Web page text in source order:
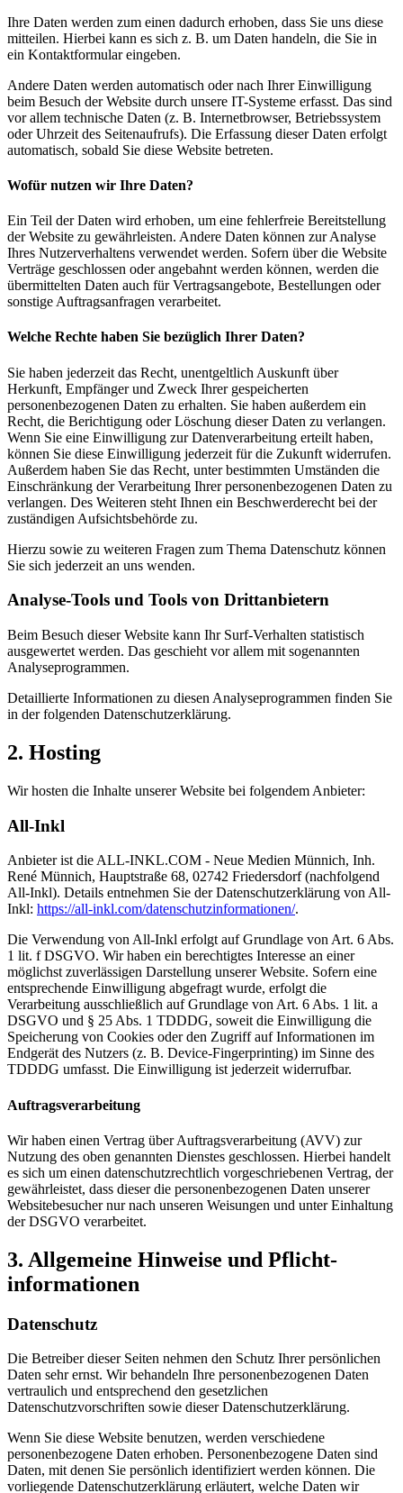
Ihre Daten werden zum einen dadurch erhoben, dass Sie uns diese
mitteilen. Hierbei kann es sich z. B. um Daten handeln, die Sie in
ein Kontaktformular eingeben.
Andere Daten werden automatisch oder nach Ihrer Einwilligung
beim Besuch der Website durch unsere IT-Systeme erfasst. Das sind
vor allem technische Daten (z. B. Internetbrowser, Betriebssystem
oder Uhrzeit des Seitenaufrufs). Die Erfassung dieser Daten erfolgt
automatisch, sobald Sie diese Website betreten.
Wofür nutzen wir Ihre Daten?
Ein Teil der Daten wird erhoben, um eine fehlerfreie Bereitstellung
der Website zu gewährleisten. Andere Daten können zur Analyse
Ihres Nutzerverhaltens verwendet werden. Sofern über die Website
Verträge geschlossen oder angebahnt werden können, werden die
übermittelten Daten auch für Vertragsangebote, Bestellungen oder
sonstige Auftragsanfragen verarbeitet.
Welche Rechte haben Sie bezüglich Ihrer Daten?
Sie haben jederzeit das Recht, unentgeltlich Auskunft über
Herkunft, Empfänger und Zweck Ihrer gespeicherten
personenbezogenen Daten zu erhalten. Sie haben außerdem ein
Recht, die Berichtigung oder Löschung dieser Daten zu verlangen.
Wenn Sie eine Einwilligung zur Datenverarbeitung erteilt haben,
können Sie diese Einwilligung jederzeit für die Zukunft widerrufen.
Außerdem haben Sie das Recht, unter bestimmten Umständen die
Einschränkung der Verarbeitung Ihrer personenbezogenen Daten zu
verlangen. Des Weiteren steht Ihnen ein Beschwerderecht bei der
zuständigen Aufsichtsbehörde zu.
Hierzu sowie zu weiteren Fragen zum Thema Datenschutz können
Sie sich jederzeit an uns wenden.
Analyse-Tools und Tools von Dritt­anbietern
Beim Besuch dieser Website kann Ihr Surf-Verhalten statistisch
ausgewertet werden. Das geschieht vor allem mit sogenannten
Analyseprogrammen.
Detaillierte Informationen zu diesen Analyseprogrammen finden Sie
in der folgenden Datenschutzerklärung.
2. Hosting
Wir hosten die Inhalte unserer Website bei folgendem Anbieter:
All-Inkl
Anbieter ist die ALL-INKL.COM - Neue Medien Münnich, Inh.
René Münnich, Hauptstraße 68, 02742 Friedersdorf (nachfolgend
All-Inkl). Details entnehmen Sie der Datenschutzerklärung von All-
Inkl: https://all-inkl.com/datenschutzinformationen/.
Die Verwendung von All-Inkl erfolgt auf Grundlage von Art. 6 Abs.
1 lit. f DSGVO. Wir haben ein berechtigtes Interesse an einer
möglichst zuverlässigen Darstellung unserer Website. Sofern eine
entsprechende Einwilligung abgefragt wurde, erfolgt die
Verarbeitung ausschließlich auf Grundlage von Art. 6 Abs. 1 lit. a
DSGVO und § 25 Abs. 1 TDDDG, soweit die Einwilligung die
Speicherung von Cookies oder den Zugriff auf Informationen im
Endgerät des Nutzers (z. B. Device-Fingerprinting) im Sinne des
TDDDG umfasst. Die Einwilligung ist jederzeit widerrufbar.
Auftragsverarbeitung
Wir haben einen Vertrag über Auftragsverarbeitung (AVV) zur
Nutzung des oben genannten Dienstes geschlossen. Hierbei handelt
es sich um einen datenschutzrechtlich vorgeschriebenen Vertrag, der
gewährleistet, dass dieser die personenbezogenen Daten unserer
Websitebesucher nur nach unseren Weisungen und unter Einhaltung
der DSGVO verarbeitet.
3. Allgemeine Hinweise und Pflicht­
informationen
Datenschutz
Die Betreiber dieser Seiten nehmen den Schutz Ihrer persönlichen
Daten sehr ernst. Wir behandeln Ihre personenbezogenen Daten
vertraulich und entsprechend den gesetzlichen
Datenschutzvorschriften sowie dieser Datenschutzerklärung.
Wenn Sie diese Website benutzen, werden verschiedene
personenbezogene Daten erhoben. Personenbezogene Daten sind
Daten, mit denen Sie persönlich identifiziert werden können. Die
vorliegende Datenschutzerklärung erläutert, welche Daten wir